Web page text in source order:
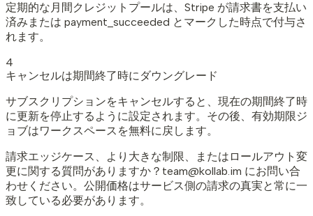
定期的な月間クレジットプールは、Stripe が請求書を支払い
済みまたは payment_succeeded とマークした時点で付与さ
れます。
4
キャンセルは期間終了時にダウングレード
サブスクリプションをキャンセルすると、現在の期間終了時
に更新を停止するように設定されます。その後、有効期限ジ
ョブはワークスペースを無料に戻します。
請求エッジケース、より大きな制限、またはロールアウト変
更に関する質問がありますか？team@kollab.im にお問い合
わせください。公開価格はサービス側の請求の真実と常に一
致している必要があります。